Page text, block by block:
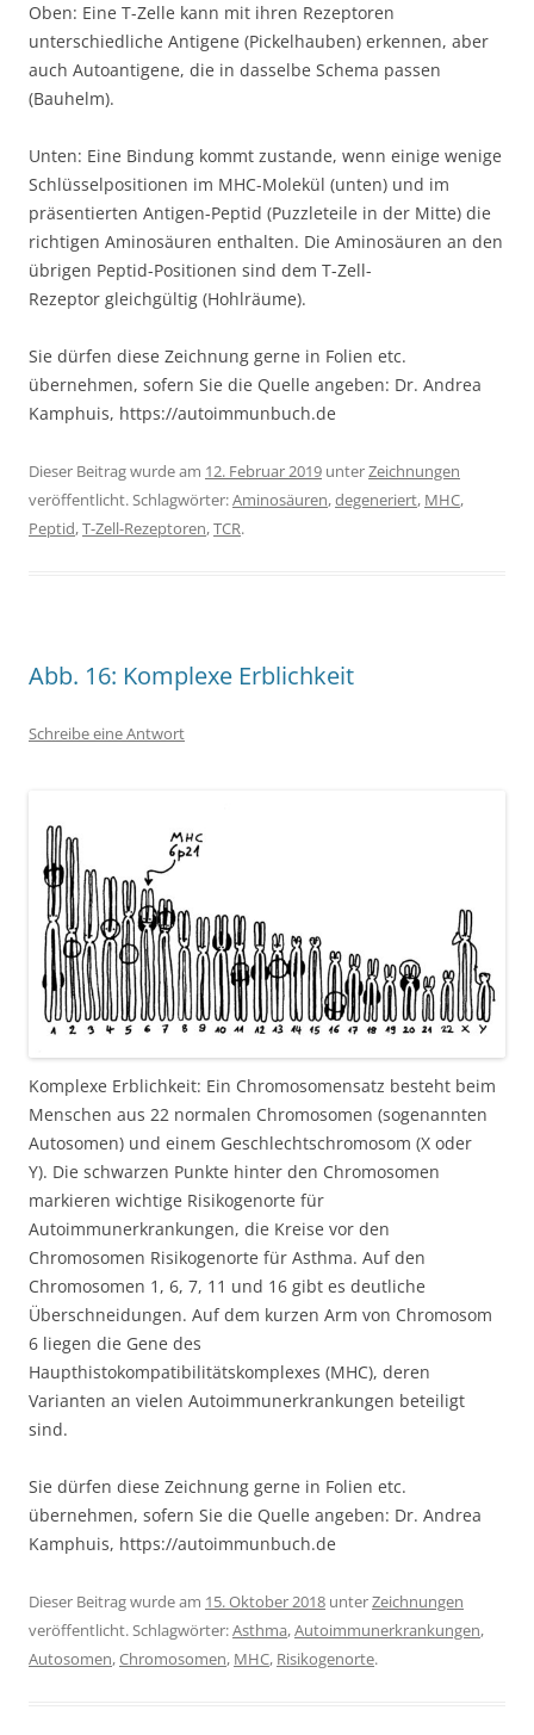
Oben: Eine T-Zelle kann mit ihren Rezeptoren
unterschiedliche Antigene (Pickelhauben) erkennen, aber
auch Autoantigene, die in dasselbe Schema passen
(Bauhelm).
Unten: Eine Bindung kommt zustande, wenn einige wenige
Schlüsselpositionen im MHC-Molekül (unten) und im
präsentierten Antigen-Peptid (Puzzleteile in der Mitte) die
richtigen Aminosäuren enthalten. Die Aminosäuren an den
übrigen Peptid-Positionen sind dem T-Zell-
Rezeptor gleichgültig (Hohlräume).
Sie dürfen diese Zeichnung gerne in Folien etc.
übernehmen, sofern Sie die Quelle angeben: Dr. Andrea
Kamphuis, https://autoimmunbuch.de
Dieser Beitrag wurde am 12. Februar 2019 unterZeichnungen
veröffentlicht. Schlagwörter:Aminosäuren,degeneriert, MHC,
Peptid,T-Zell-Rezeptoren,TCR.
Abb. 16: Komplexe Erblichkeit
Schreibe eine Antwort
Komplexe Erblichkeit: Ein Chromosomensatz besteht beim
Menschen aus 22 normalen Chromosomen (sogenannten
Autosomen) und einem Geschlechtschromosom (X oder
Y). Die schwarzen Punkte hinter den Chromosomen
markieren wichtige Risikogenorte für
Autoimmunerkrankungen, die Kreise vor den
Chromosomen Risikogenorte für Asthma. Auf den
Chromosomen 1, 6, 7, 11 und 16 gibt es deutliche
Überschneidungen. Auf dem kurzen Arm von Chromosom
6 liegen die Gene des
Haupthistokompatibilitätskomplexes (MHC), deren
Varianten an vielen Autoimmunerkrankungen beteiligt
sind.
Sie dürfen diese Zeichnung gerne in Folien etc.
übernehmen, sofern Sie die Quelle angeben: Dr. Andrea
Kamphuis, https://autoimmunbuch.de
Dieser Beitrag wurde am 15. Oktober 2018 unterZeichnungen
veröffentlicht. Schlagwörter:Asthma,Autoimmunerkrankungen,
Autosomen,Chromosomen, MHC, Risikogenorte.